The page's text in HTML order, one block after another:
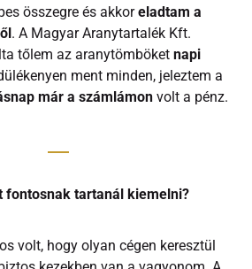
összegre és akkoreladtam a
. A Magyar Aranytartalék Kft.
tőlem az aranytömböket napi
ment minden, jeleztem a
már a számlámonvolt a pénz.
fontosnak tartanál kiemelni?
volt, hogy olyan cégen keresztül